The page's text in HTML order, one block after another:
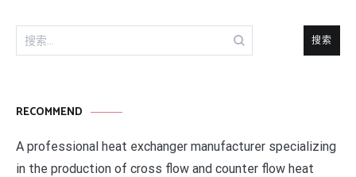
搜
索：
RECOMMEND
A professional heat exchanger manufacturer specializing
in the production of cross flow and counter flow heat